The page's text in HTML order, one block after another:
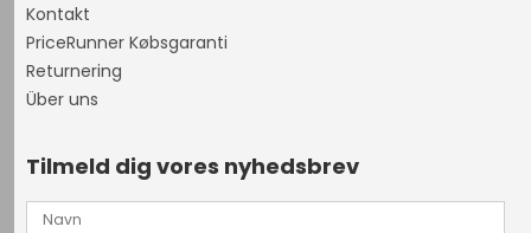
Kontakt
PriceRunner Købsgaranti
Returnering
Über uns
Tilmeld dig vores nyhedsbrev